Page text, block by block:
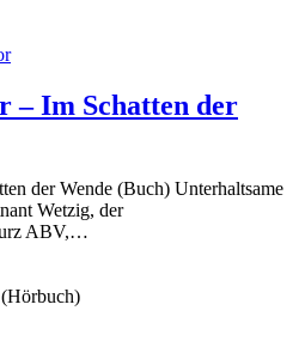
– Im Schatten der
der Wende (Buch) Unterhaltsame
Wetzig, der
ABV,…